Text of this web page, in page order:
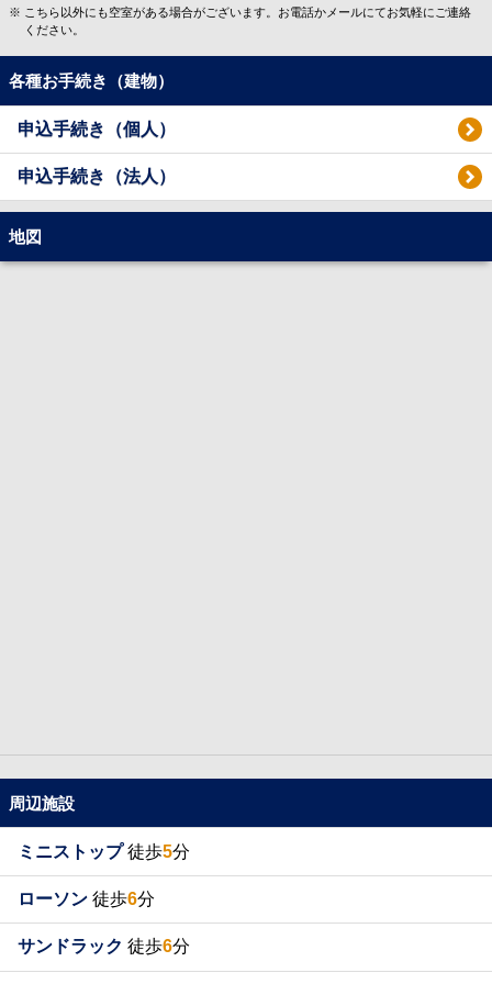
こちら以外にも空室がある場合がございます。お電話かメールにてお気軽にご連絡
ください。
各種お手続き（建物）
申込手続き（個人）
申込手続き（法人）
地図
周辺施設
ミニストップ徒歩5分
ローソン 徒歩6分
サンドラック 徒歩6分